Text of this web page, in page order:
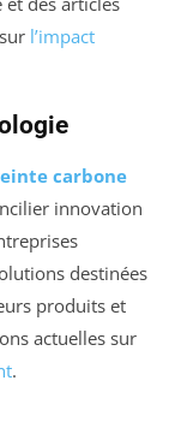
l’impact
carbone
innovation
destinées
produits et
actuelles sur
.